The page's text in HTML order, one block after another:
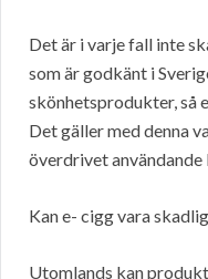
Det är i varje fall inte
som är godkänt i
skönhetsprodukter, så
Det gäller med denna
överdrivet
Kan e- cigg vara
Utomlands kan